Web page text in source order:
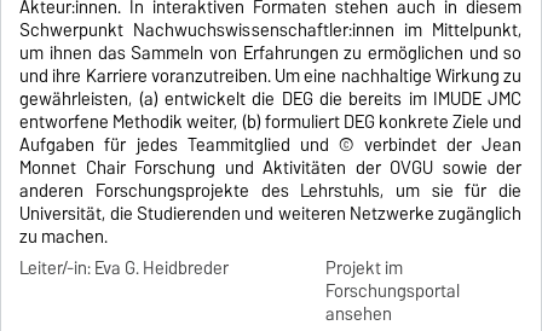
Akteur:innen. In interaktiven Formaten stehen auch in diesem
Schwerpunkt Nachwuchswissenschaftler:innen im Mittelpunkt,
um ihnen das Sammeln von Erfahrungen zu ermöglichen und so
und ihre Karriere voranzutreiben. Um eine nachhaltige Wirkung zu
gewährleisten, (a) entwickelt die DEG die bereits im IMUDE JMC
entworfene Methodik weiter, (b) formuliert DEG konkrete Ziele und
Aufgaben für jedes Teammitglied und © verbindet der Jean
Monnet Chair Forschung und Aktivitäten der OVGU sowie der
anderen Forschungsprojekte des Lehrstuhls, um sie für die
Universität, die Studierenden und weiteren Netzwerke zugänglich
zu machen.
Leiter/-in: Eva G. Heidbreder
Projekt im
Forschungsportal
ansehen